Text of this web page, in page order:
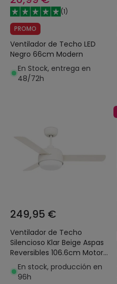
(1)
PROMO
Ventilador de Techo LED
Negro 66cm Modern
En Stock, entrega en
48/72h
249,95 €
Ventilador de Techo
Silencioso Klar Beige Aspas
Reversibles 106.6cm Motor
DC LEDS-C4 30-4864-16-
F9
En stock, producción en
96h